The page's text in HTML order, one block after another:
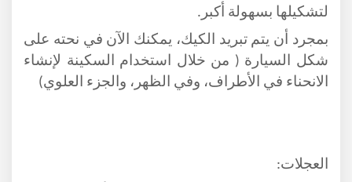
لتشكيلها بسهولة أكبر.
بمجرد أن يتم تبريد الكيك، يمكنك الآن في نحته على
شكل السيارة ( من خلال استخدام السكينة لإنشاء
الانحناء في الأطراف، وفي الظهر، والجزء العلوي)
العجلات: